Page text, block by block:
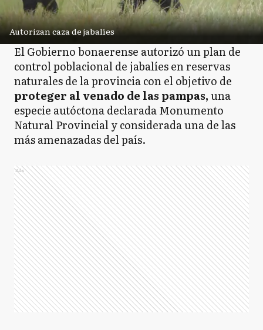
Autorizan caza de jabalíes
El Gobierno bonaerense autorizó un plan de
control poblacional de jabalíes en reservas
naturales de la provincia con el objetivo de
proteger al venado de las pampas,una
especie autóctona declarada Monumento
Natural Provincial y considerada una de las
más amenazadas del país.
Ads